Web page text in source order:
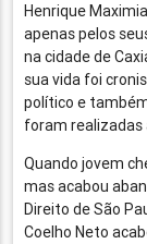
Henrique
apenas pelos
na cidade de
sua vida foi
político e
foram realizadas
Quando jovem
mas acabou
Direito de São
Coelho Neto